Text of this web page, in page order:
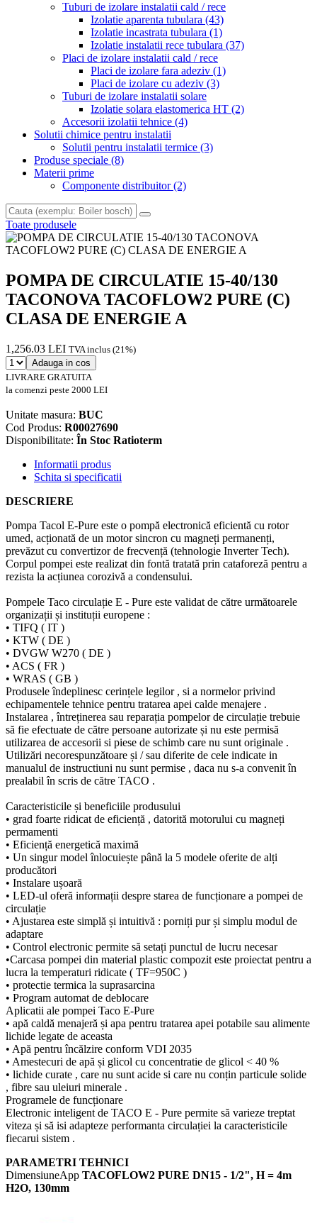
Tuburi de izolare instalatii cald / rece
Izolatie aparenta tubulara (43)
Izolatie incastrata tubulara (1)
Izolatie instalatii rece tubulara (37)
Placi de izolare instalatii cald / rece
Placi de izolare fara adeziv (1)
Placi de izolare cu adeziv (3)
Tuburi de izolare instalatii solare
Izolatie solara elastomerica HT (2)
Accesorii izolatii tehnice (4)
Solutii chimice pentru instalatii
Solutii pentru instalatii termice (3)
Produse speciale (8)
Materii prime
Componente distribuitor(2)
Toate produsele
POMPA DE CIRCULATIE 15-40/130
TACONOVA TACOFLOW2 PURE (C)
CLASA DE ENERGIE A
1,256.03 LEI TVA inclus (21%)
Adauga in cos
LIVRARE GRATUITA
la comenzi peste 2000 LEI
Unitate masura: BUC
Cod Produs: R00027690
Disponibilitate: În Stoc Ratioterm
Informatii produs
Schita si specificatii
DESCRIERE
Pompa Tacol E-Pure este o pompă electronică eficientă cu rotor
umed, acționată de un motor sincron cu magneți permanenți,
prevăzut cu convertizor de frecvență (tehnologie Inverter Tech).
Corpul pompei este realizat din fontă tratată prin cataforeză pentru a
rezista la acțiunea corozivă a condensului.
Pompele Taco circulație E - Pure este validat de către următoarele
organizații și instituții europene :
• TIFQ ( IT )
• KTW ( DE )
• DVGW W270 ( DE )
• ACS ( FR )
• WRAS ( GB )
Produsele îndeplinesc cerințele legilor , si a normelor privind
echipamentele tehnice pentru tratarea apei calde menajere .
Instalarea , întreținerea sau reparația pompelor de circulație trebuie
să fie efectuate de către persoane autorizate și nu este permisă
utilizarea de accesorii si piese de schimb care nu sunt originale .
Utilizări necorespunzătoare și / sau diferite de cele indicate in
manualul de instructiuni nu sunt permise , daca nu s-a convenit în
prealabil în scris de către TACO .
Caracteristicile și beneficiile produsului
• grad foarte ridicat de eficiență , datorită motorului cu magneți
permamenti
• Eficiență energetică maximă
• Un singur model înlocuiește până la 5 modele oferite de alți
producători
• Instalare ușoară
• LED-ul oferă informații despre starea de funcționare a pompei de
circulație
• Ajustarea este simplă și intuitivă : porniți pur și simplu modul de
adaptare
• Control electronic permite să setați punctul de lucru necesar
•Carcasa pompei din material plastic compozit este proiectat pentru a
lucra la temperaturi ridicate ( TF=950C )
• protectie termica la suprasarcina
• Program automat de deblocare
Aplicatii ale pompei Taco E-Pure
• apă caldă menajeră și apa pentru tratarea apei potabile sau alimente
lichide legate de aceasta
• Apă pentru încălzire conform VDI 2035
• Amestecuri de apă și glicol cu concentratie de glicol < 40 %
• lichide curate , care nu sunt acide si care nu conțin particule solide
, fibre sau uleiuri minerale .
Programele de funcționare
Electronic inteligent de TACO E - Pure permite să varieze treptat
viteza și să isi adapteze performanta circulației la caracteristicile
fiecarui sistem .
PARAMETRI TEHNICI
DimensiuneApp TACOFLOW2 PURE DN15 - 1/2", H = 4m
H2O, 130mm